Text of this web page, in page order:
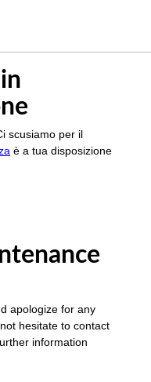
scusiamo per il
è a tua disposizione
apologize for any
hesitate to contact
information